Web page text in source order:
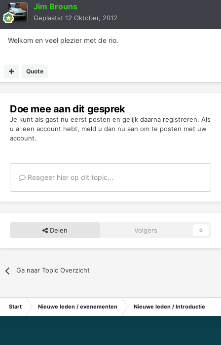
Jim Brouns
Geplaatst 12 Oktober, 2012
Welkom en veel plezier met de rio.
Quote
Doe mee aan dit gesprek
Je kunt als gast nu eerst posten en gelijk daarna registreren. Als
u al een account hebt, meld u dan nu aan om te posten met uw
account.
Reageer hier op dit topic...
Delen Volgers 0
Ga naar Topic Overzicht
Start Nieuwe leden / evenementen Nieuwe leden / Introductie